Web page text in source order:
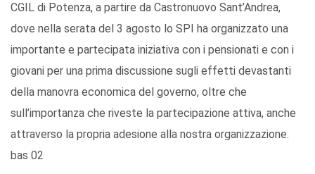
CGIL di Potenza, a partire da Castronuovo Sant’Andrea,
dove nella serata del 3 agosto lo SPI ha organizzato una
importante e partecipata iniziativa con i pensionati e con i
giovani per una prima discussione sugli effetti devastanti
della manovra economica del governo, oltre che
sull’importanza che riveste la partecipazione attiva, anche
attraverso la propria adesione alla nostra organizzazione.
bas 02